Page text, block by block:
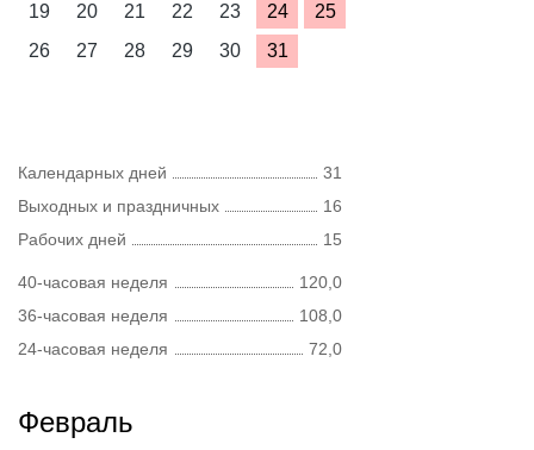
19
20 21 22 23 24
25
26
27 28 29 30 31
Календарных дней
31
Выходных и праздничных
16
Рабочих дней
15
40-часовая неделя
120,0
36-часовая неделя
108,0
24-часовая неделя
72,0
Февраль